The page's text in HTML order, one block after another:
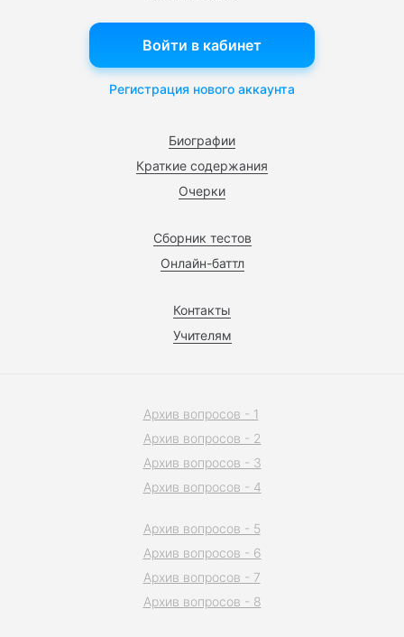
Биографии
Краткие содержания
Очерки
Сборник тестов
Онлайн-баттл
Контакты
Учителям
Войти в кабинет
Регистрация нового аккаунта
Архив вопросов - 1
Архив вопросов - 2
Архив вопросов - 3
Архив вопросов - 4
Архив вопросов - 5
Архив вопросов - 6
Архив вопросов - 7
Архив вопросов - 8